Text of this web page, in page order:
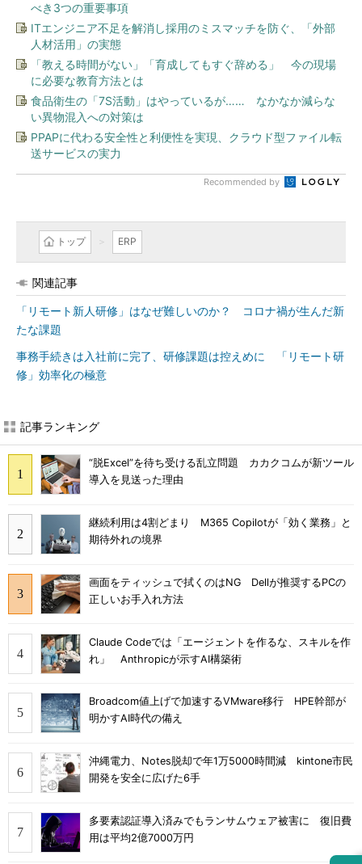
べき3つの重要事項
ITエンジニア不足を解消し採用のミスマッチを防ぐ、「外部
人材活用」の実態
「教える時間がない」「育成してもすぐ辞める」 今の現場
に必要な教育方法とは
食品衛生の「7S活動」はやっているが…… なかなか減らな
い異物混入への対策は
PPAPに代わる安全性と利便性を実現、クラウド型ファイル転
送サービスの実力
Recommended by
トップ ERP
関連記事
「リモート新人研修」はなぜ難しいのか？ コロナ禍が生んだ新
たな課題
事務手続きは入社前に完了、研修課題は控えめに 「リモート研
修」効率化の極意
記事ランキング
“脱Excel”を待ち受ける乱立問題 カカクコムが新ツール
導入を見送った理由
継続利用は4割どまり M365 Copilotが「効く業務」と
期待外れの境界
画面をティッシュで拭くのはNG Dellが推奨するPCの
正しいお手入れ方法
Claude Codeでは「エージェントを作るな、スキルを作
れ」 Anthropicが示すAI構築術
Broadcom値上げで加速するVMware移行 HPE幹部が
明かすAI時代の備え
沖縄電力、Notes脱却で年1万5000時間減 kintone市民
開発を安全に広げた6手
多要素認証導入済みでもランサムウェア被害に 復旧費
用は平均2億7000万円